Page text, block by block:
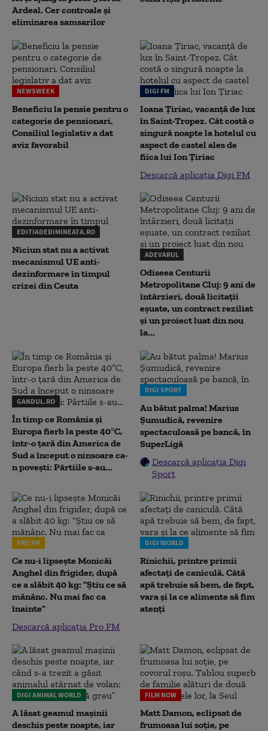
Ardeal. Cer controale și
eliminarea samsarilor
NEWSWEEK
Beneficiu la pensie pentru o
categorie de pensionari.
Consiliul legislativ a dat
aviz favorabil
DIGI FM
Ioana Țiriac, vacanță de lux
în Saint-Tropez. Cât costă o
singură noapte la hotelul cu
aspect de castel ales de
fiica lui Ion Țiriac
Descarcă aplicația Digi FM
EDITIADEDIMINEATA.RO
Niciun stat nu a activat
mecanismul UE anti-
dezinformare în timpul
crizei din Ceuta
ADEVARUL
Odiseea Centurii
Metropolitane Cluj: 9 ani de
întârzieri, două licitații
eșuate, un contract reziliat
și un proiect luat din nou
la...
GANDUL.RO
În timp ce România și
Europa fierb la peste 40°C,
într-o țară din America de
Sud a început o ninsoare ca-
n povești: Pârtiile s-au...
DIGI SPORT
Au bătut palma! Marius
Șumudică, revenire
spectaculoasă pe bancă, în
SuperLigă
Descarcă aplicația Digi
Sport
PRO FM
Ce nu-i lipsește Monicăi
Anghel din frigider, după
ce a slăbit 40 kg: “Știu ce să
mănânc. Nu mai fac ca
înainte”
Descarcă aplicația Pro FM
DIGI WORLD
Rinichii, printre primii
afectați de caniculă. Câtă
apă trebuie să bem, de fapt,
vara și la ce alimente să fim
atenți
DIGI ANIMAL WORLD
A lăsat geamul mașinii
deschis peste noapte, iar
FILM NOW
Matt Damon, eclipsat de
frumoasa lui soție, pe